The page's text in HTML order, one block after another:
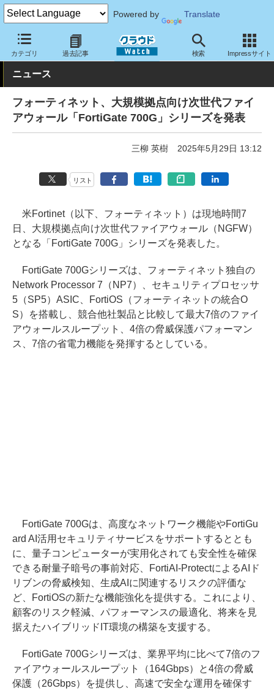
Powered by Translate
カテゴリ 過去記事 検索 Impressサイト
クラウド Watch セキュリティ ファイアウォール
ニュース
フォーティネット、大規模拠点向け次世代ファイ
アウォール「FortiGate 700G」シリーズを発表
三柳 英樹 2025年5月29日 13:12
リスト
米Fortinet（以下、フォーティネット）は現地時間7
日、大規模拠点向け次世代ファイアウォール（NGFW）
となる「FortiGate 700G」シリーズを発表した。
FortiGate 700Gシリーズは、フォーティネット独自の
Network Processor 7（NP7）、セキュリティプロセッサ
5（SP5）ASIC、FortiOS（フォーティネットの統合O
S）を搭載し、競合他社製品と比較して最大7倍のファイ
アウォールスループット、4倍の脅威保護パフォーマン
ス、7倍の省電力機能を発揮するとしている。
FortiGate 700Gは、高度なネットワーク機能やFortiGu
ard AI活用セキュリティサービスをサポートするととも
に、量子コンピューターが実用化されても安全性を確保
できる耐量子暗号の事前対応、FortiAI-ProtectによるAIド
リブンの脅威検知、生成AIに関連するリスクの評価な
ど、FortiOSの新たな機能強化を提供する。これにより、
顧客のリスク軽減、パフォーマンスの最適化、将来を見
据えたハイブリッドIT環境の構築を支援する。
FortiGate 700Gシリーズは、業界平均に比べて7倍のフ
ァイアウォールスループット（164Gbps）と4倍の脅威
保護（26Gbps）を提供し、高速で安全な運用を確保す